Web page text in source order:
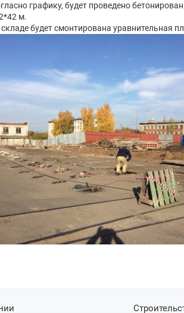
графику, будет проведено
м.
будет смонтирована уравнительная